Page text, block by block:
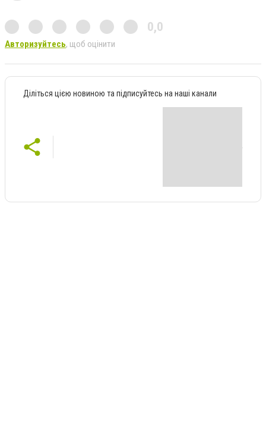
0,0
Авторизуйтесь, щоб оцінити
Діліться цією новиною та підписуйтесь на наші канали